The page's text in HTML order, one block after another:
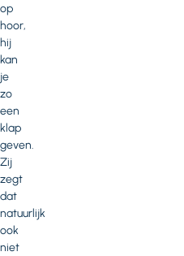
op
hoor,
hij
kan
je
zo
een
klap
geven.
Zij
zegt
dat
natuurlijk
ook
niet